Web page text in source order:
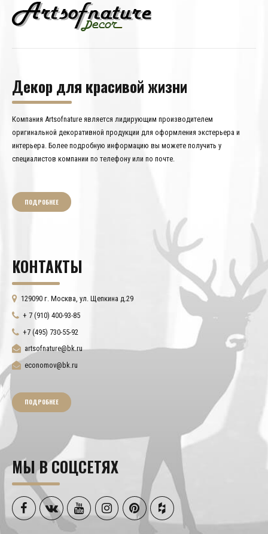
Декор для красивой жизни
Компания Artsofnature является лидирующим производителем
оригинальной декоративной продукции для оформления экстерьера и
интерьера. Более подробную информацию вы можете получить у
специалистов компании по телефону или по почте.
ПОДРОБНЕЕ
КОНТАКТЫ
129090 г. Москва, ул. Щепкина д.29
+ 7 (910) 400-93-85
+7 (495) 730-55-92
artsofnature@bk.ru
economov@bk.ru
ПОДРОБНЕЕ
МЫ В СОЦСЕТЯХ